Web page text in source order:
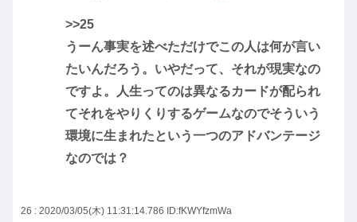
>>25
うーん事実を述べただけでこの人は何が言い
たいんだろう。いやだって、それが現実なの
ですよ。人生ってのは異なるカードが配られ
てそれをやりくりするゲームなのでそういう
環境に生まれたという一つのアドバンテージ
なのでは？
26 : 2020/03/05(木) 11:31:14.786 ID:fKWYfzmWa